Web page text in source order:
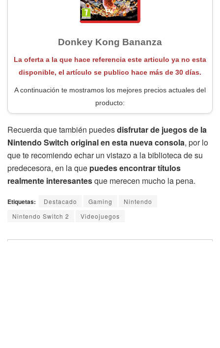
Donkey Kong Bananza
La oferta a la que hace referencia este articulo ya no esta
disponible, el artículo se publico hace más de 30 días.
A continuación te mostramos los mejores precios actuales del
producto:
Recuerda que también puedesdisfrutar de juegos de la
Nintendo Switch original en esta nueva consola, por lo
que te recomiendo echar un vistazo a la biblioteca de su
predecesora, en la que puedes encontrar títulos
realmente interesantesque merecen mucho la pena.
Etiquetas: Destacado Gaming
Nintendo
Nintendo Switch 2
Videojuegos